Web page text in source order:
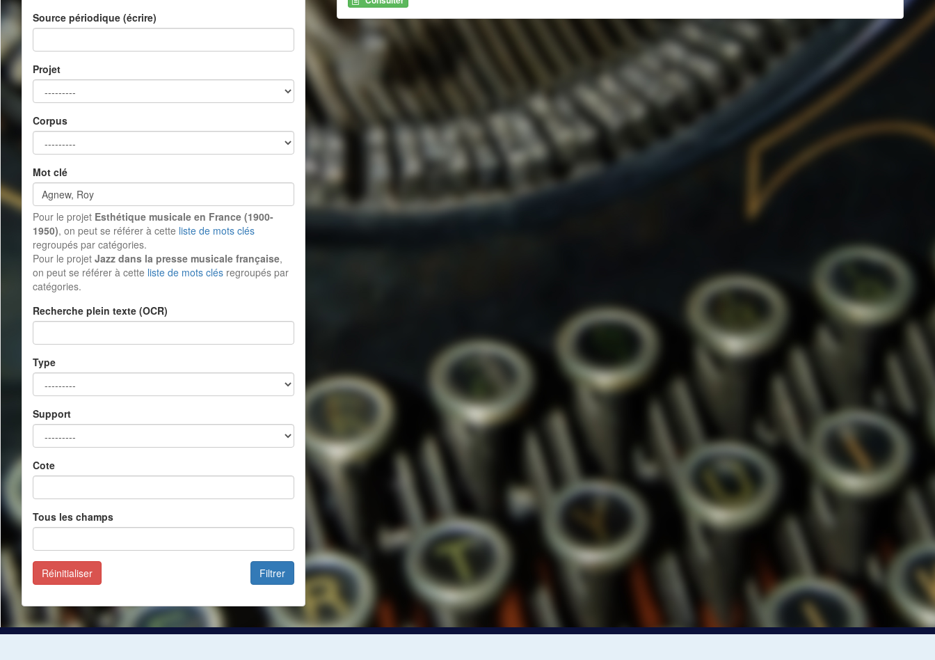
Source périodique (écrire)
Projet
Corpus
Mot clé
Pour le projet Esthétique musicale en France (1900-
1950), on peut se référer à cette liste de mots clés
regroupés par catégories.
Pour le projet Jazz dans la presse musicale française,
on peut se référer à cette liste de mots clés regroupés par
catégories.
Recherche plein texte (OCR)
Type
Support
Cote
Tous les champs
Filtrer
Réinitialiser